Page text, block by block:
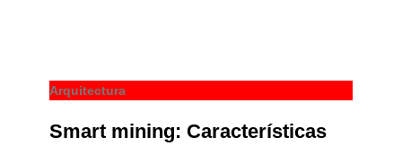
Arquitectura
Smart mining: Características